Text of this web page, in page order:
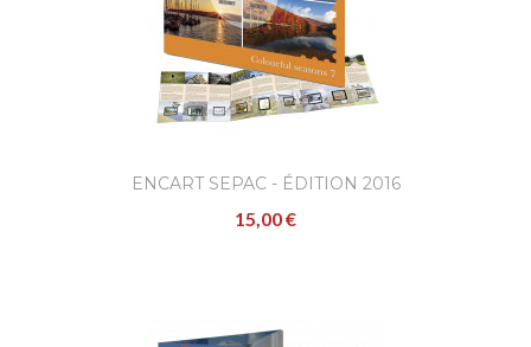
ENCART SEPAC - ÉDITION 2016
15,00 €